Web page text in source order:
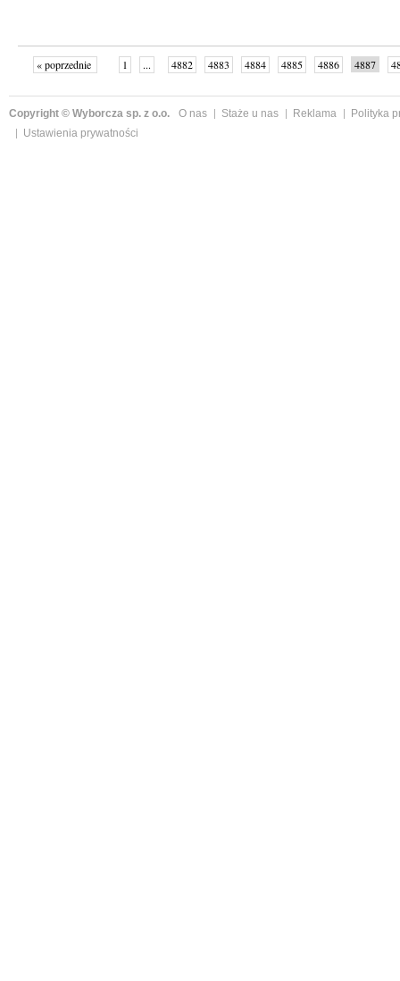
« poprzednie 1 ... 4882 4883 4884 4885 4886 4887
Copyright © Wyborcza sp. z o.o. O nas Staże u nas Reklama
Polityka
Ustawienia prywatności